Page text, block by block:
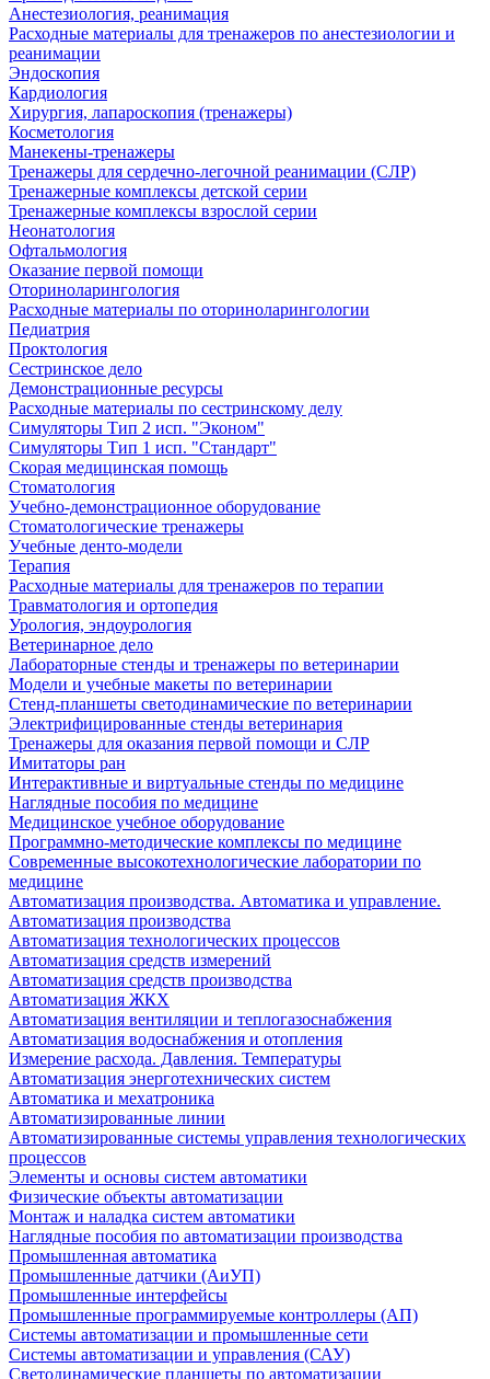
Анестезиология, реанимация
Расходные материалы для тренажеров по анестезиологии и
реанимации
Эндоскопия
Кардиология
Хирургия, лапароскопия (тренажеры)
Косметология
Манекены-тренажеры
Тренажеры для сердечно-легочной реанимации (СЛР)
Тренажерные комплексы детской серии
Тренажерные комплексы взрослой серии
Неонатология
Офтальмология
Оказание первой помощи
Оториноларингология
Расходные материалы по оториноларингологии
Педиатрия
Проктология
Сестринское дело
Демонстрационные ресурсы
Расходные материалы по сестринскому делу
Симуляторы Тип 2 исп. "Эконом"
Симуляторы Тип 1 исп. "Стандарт"
Скорая медицинская помощь
Стоматология
Учебно-демонстрационное оборудование
Стоматологические тренажеры
Учебные денто-модели
Терапия
Расходные материалы для тренажеров по терапии
Травматология и ортопедия
Урология, эндоурология
Ветеринарное дело
Лабораторные стенды и тренажеры по ветеринарии
Модели и учебные макеты по ветеринарии
Стенд-планшеты светодинамические по ветеринарии
Электрифицированные стенды ветеринария
Тренажеры для оказания первой помощи и СЛР
Имитаторы ран
Интерактивные и виртуальные стенды по медицине
Наглядные пособия по медицине
Медицинское учебное оборудование
Программно-методические комплексы по медицине
Современные высокотехнологические лаборатории по
медицине
Автоматизация производства. Автоматика и управление.
Автоматизация производства
Автоматизация технологических процессов
Автоматизация средств измерений
Автоматизация средств производства
Автоматизация ЖКХ
Автоматизация вентиляции и теплогазоснабжения
Автоматизация водоснабжения и отопления
Измерение расхода. Давления. Температуры
Автоматизация энерготехнических систем
Автоматика и мехатроника
Автоматизированные линии
Автоматизированные системы управления технологических
процессов
Элементы и основы систем автоматики
Физические объекты автоматизации
Монтаж и наладка систем автоматики
Наглядные пособия по автоматизации производства
Промышленная автоматика
Промышленные датчики (АиУП)
Промышленные интерфейсы
Промышленные программируемые контроллеры (АП)
Системы автоматизации и промышленные сети
Системы автоматизации и управления (САУ)
Светодинамические планшеты по автоматизации